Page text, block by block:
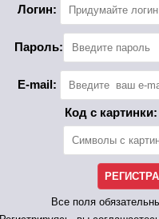
Логин:
Пароль:
E-mail:
Код с картинки:
Все поля